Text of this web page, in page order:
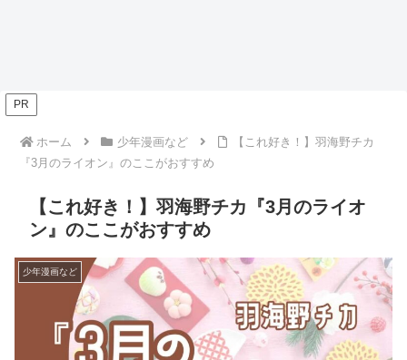
PR
ホーム 少年漫画など
【これ好き！】羽海野チカ
『3月のライオン』のここがおすすめ
【これ好き！】羽海野チカ『3月のライオ
ン』のここがおすすめ
少年漫画など